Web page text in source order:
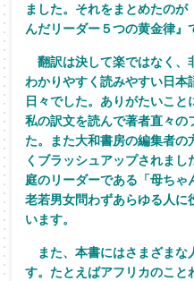
ました。それをまとめたの
んだリーダー５つの黄金律』
翻訳は決して楽ではなく、
わかりやすく読みやすい日本
日々でした。ありがたいこ
私の訳文を読んで著者直々の
た。また大和書房の編集者の
くブラッシュアップされま
庭のリーダーである「母ちゃ
老若男女問わずあらゆる人に
います。
また、本書にはさまざまな
す。たとえばアフリカのこと